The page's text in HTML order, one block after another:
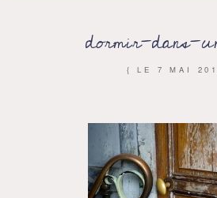
dormir-dans-
{ LE 7 MAI